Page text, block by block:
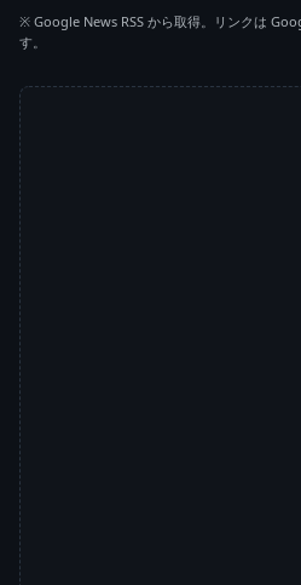
※ Google News RSS から取得。リンクは
す。